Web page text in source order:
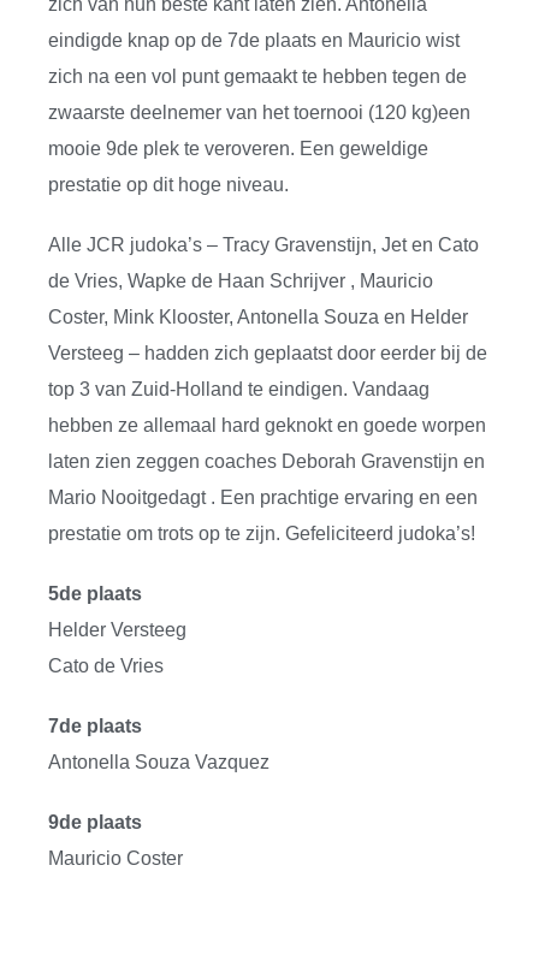
zich van hun beste kant laten zien. Antonella
eindigde knap op de 7de plaats en Mauricio wist
zich na een vol punt gemaakt te hebben tegen de
zwaarste deelnemer van het toernooi (120 kg)een
mooie 9de plek te veroveren. Een geweldige
prestatie op dit hoge niveau.
Alle JCR judoka’s – Tracy Gravenstijn, Jet en Cato
de Vries, Wapke de Haan Schrijver , Mauricio
Coster, Mink Klooster, Antonella Souza en Helder
Versteeg – hadden zich geplaatst door eerder bij de
top 3 van Zuid-Holland te eindigen. Vandaag
hebben ze allemaal hard geknokt en goede worpen
laten zien zeggen coaches Deborah Gravenstijn en
Mario Nooitgedagt . Een prachtige ervaring en een
prestatie om trots op te zijn. Gefeliciteerd judoka’s!
5de plaats
Helder Versteeg
Cato de Vries
7de plaats
Antonella Souza Vazquez
9de plaats
Mauricio Coster